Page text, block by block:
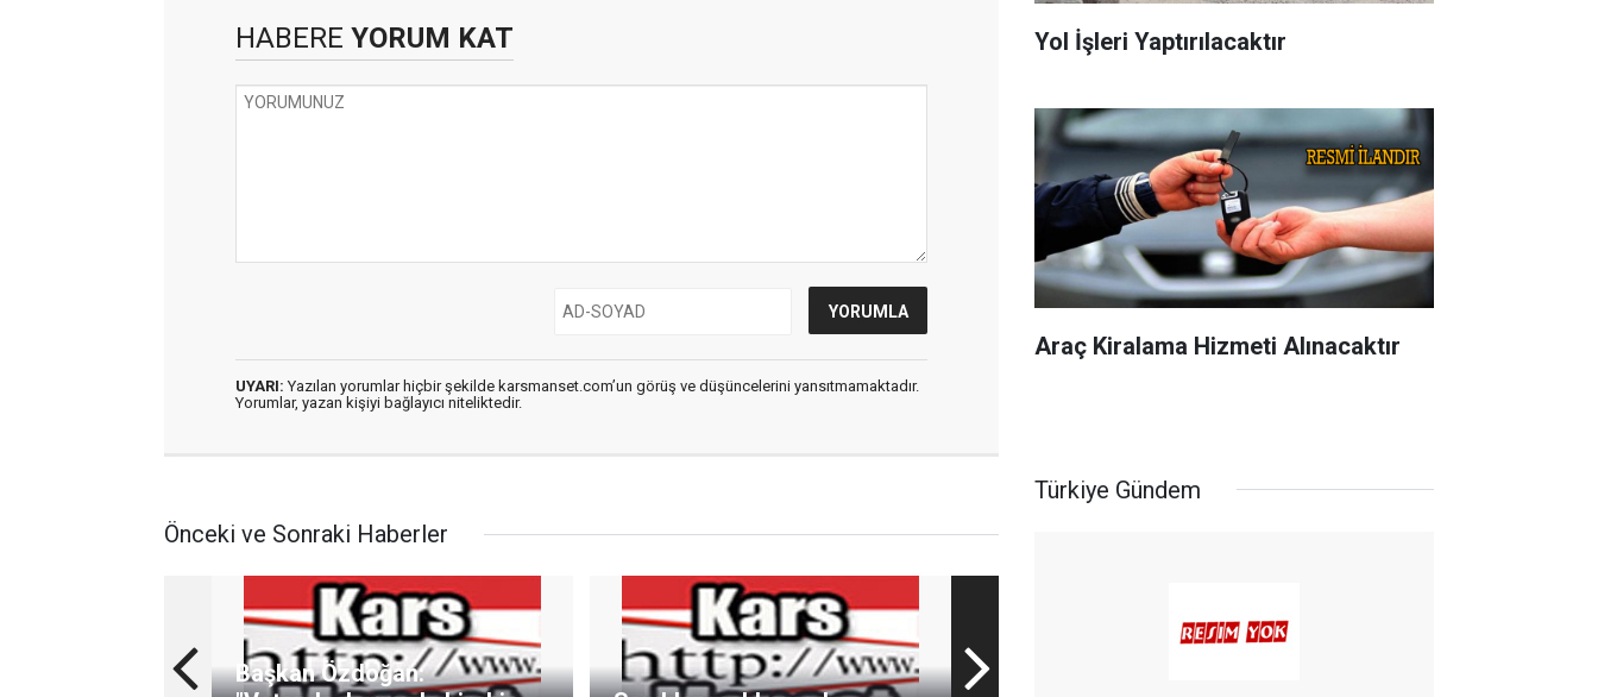
HABERE YORUM KAT
UYARI: Yazılan yorumlar hiçbir şekilde karsmanset.com’un görüş ve düşüncelerini yansıtmamaktadır.
Yorumlar, yazan kişiyi bağlayıcı niteliktedir.
Önceki ve Sonraki Haberler
Başkan Özdoğan:
Yol İşleri Yaptırılacaktır
Araç Kiralama Hizmeti Alınacaktır
Türkiye Gündem